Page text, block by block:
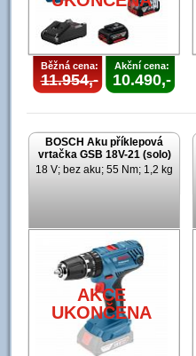
Běžná cena:
11.954,-
Akční cena:
10.490,-
BOSCH Aku příklepová
vrtačka GSB 18V-21 (solo)
18 V; bez aku; 55 Nm; 1,2 kg
AKCE
UKONČENA